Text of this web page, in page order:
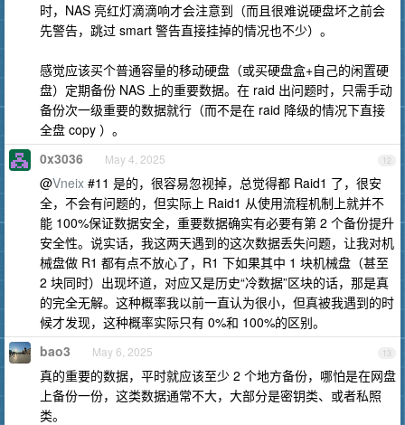
时，NAS 亮红灯滴滴响才会注意到（而且很难说硬盘坏之前会
先警告，跳过 smart 警告直接挂掉的情况也不少）。
感觉应该买个普通容量的移动硬盘（或买硬盘盒+自己的闲置硬
盘）定期备份 NAS 上的重要数据。在 raid 出问题时，只需手动
备份次一级重要的数据就行（而不是在 raid 降级的情况下直接
全盘 copy ）。
12
0x3036 May 4, 2025
@Vneix #11 是的，很容易忽视掉，总觉得都 Raid1 了，很安
全，不会有问题的，但实际上 Raid1 从使用流程机制上就并不
能 100%保证数据安全，重要数据确实有必要有第 2 个备份提升
安全性。说实话，我这两天遇到的这次数据丢失问题，让我对机
械盘做 R1 都有点不放心了，R1 下如果其中 1 块机械盘（甚至
2 块同时）出现坏道，对应又是历史“冷数据”区块的话，那是真
的完全无解。这种概率我以前一直认为很小，但真被我遇到的时
候才发现，这种概率实际只有 0%和 100%的区别。
13
bao3 May 6, 2025
真的重要的数据，平时就应该至少 2 个地方备份，哪怕是在网盘
上备份一份，这类数据通常不大，大部分是密钥类、或者私照
类。